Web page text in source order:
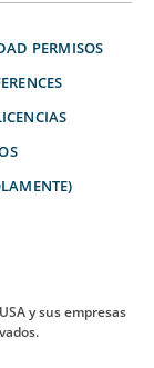
PERMISOS
y sus empresas